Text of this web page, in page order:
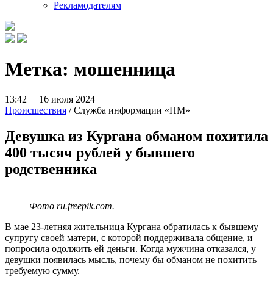
Рекламодателям
Метка: мошенница
13:42 16 июля 2024
Происшествия / Служба информации «НМ»
Девушка из Кургана обманом похитила
400 тысяч рублей у бывшего
родственника
Фото ru.freepik.com.
В мае 23-летняя жительница Кургана обратилась к бывшему
супругу своей матери, с которой поддерживала общение, и
попросила одолжить ей деньги. Когда мужчина отказался, у
девушки появилась мысль, почему бы обманом не похитить
требуемую сумму.